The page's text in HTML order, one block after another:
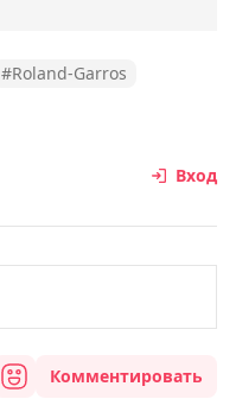
#Roland-Garros
Вход
Комментировать